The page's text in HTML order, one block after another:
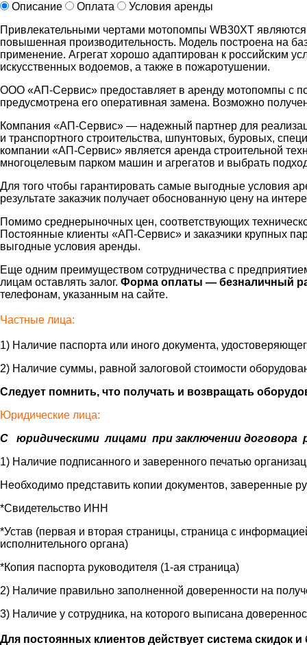
Описание
Оплата
Условия аренды
Привлекательными чертами мотопомпы WB30XT
повышенная производительность. Модель построена на
применение. Агрегат хорошо адаптирован к российским
искусственных водоемов, а также в пожаротушении.
ООО «АП-Сервис» предоставляет в аренду мотопомпы с
предусмотрена его оперативная замена. Возможно
Компания «АП-Сервис» — надежный партнер для
и транспортного строительства, шпунтовых, буровых,
компании «АП-Сервис» является аренда строительной
многоцелевым парком машин и агрегатов и выбрать
Для того чтобы гарантировать самые выгодные условия
результате заказчик получает обоснованную цену на
Помимо среднерыночных цен, соответствующих
Постоянные клиенты «АП-Сервис» и заказчики крупных
выгодные условия аренды.
Еще одним преимуществом сотрудничества с
лицам оставлять залог. Форма оплаты — безналичный
телефонам, указанным на сайте.
Частные лица:
1) Наличие паспорта или иного документа,
2) Наличие суммы, равной залоговой стоимости
Следует помнить, что получать и возвращать
Юридические лица:
С юридическими лицами при заключении договора
1) Наличие подписанного и заверенного печатью
Необходимо представить копии документов, заверенные
*Свидетельство ИНН
*Устав (первая и вторая страницы, страница с
исполнительного органа)
*Копия паспорта руководителя (1-ая страница)
2) Наличие правильно заполненной доверенности на
3) Наличие у сотрудника, на которого выписана
Для постоянных клиентов действует система скидок и